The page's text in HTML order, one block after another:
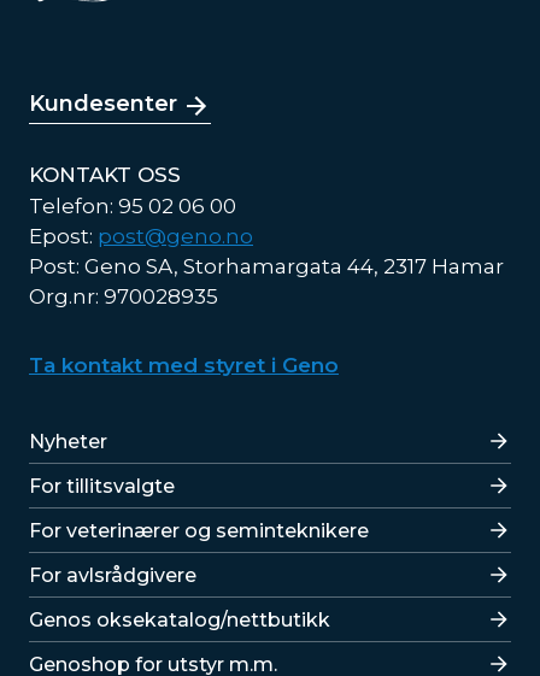
Kundesenter
KONTAKT OSS
Telefon: 95 02 06 00
Epost: post@geno.no
Post: Geno SA, Storhamargata 44, 2317 Hamar
Org.nr: 970028935
Ta kontakt med styret i Geno
Lenker
Nyheter
For tillitsvalgte
For veterinærer og seminteknikere
For avlsrådgivere
Lenker
Genos oksekatalog/nettbutikk
Genoshop for utstyr m.m.